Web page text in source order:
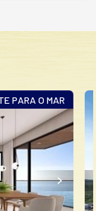
PARA O MAR